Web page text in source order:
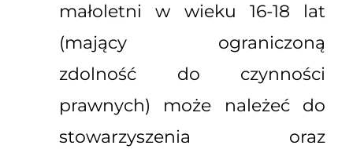
małoletni w wieku 16-18 lat
(mający ograniczoną
zdolność do czynności
prawnych) może należeć do
stowarzyszenia oraz